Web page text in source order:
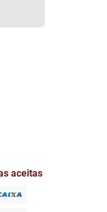
aceitas